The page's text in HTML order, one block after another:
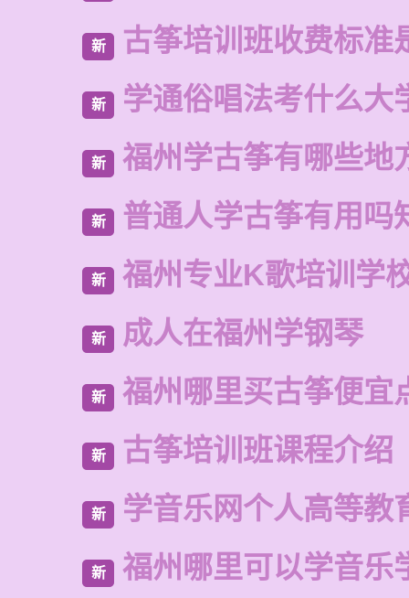
新 古筝培训班收费标准
新 学通俗唱法考什么大
新 福州学古筝有哪些地
新 普通人学古筝有用吗
新 福州专业K歌培训学
新 成人在福州学钢琴
新 福州哪里买古筝便宜
新 古筝培训班课程介绍
新 学音乐网个人高等教
新 福州哪里可以学音乐